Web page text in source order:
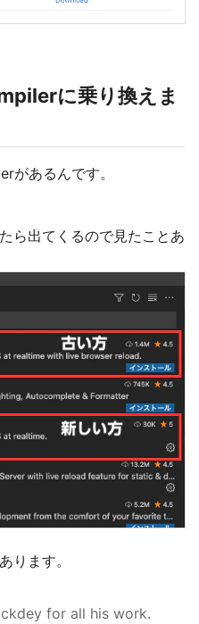
に乗り換えま
があるんです。
ら出てくるので見たことあ
ります。
for all his work.